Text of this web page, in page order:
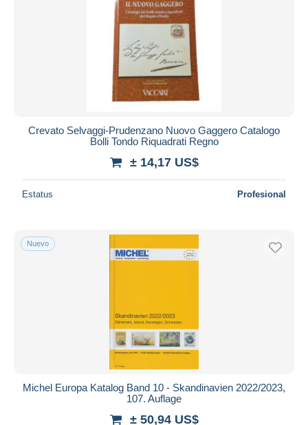
Crevato Selvaggi-Prudenzano Nuovo Gaggero Catalogo
Bolli Tondo Riquadrati Regno
± 14,17 US$
Estatus Profesional
Nuevo
Michel Europa Katalog Band 10 - Skandinavien 2022/2023,
107. Auflage
± 50,94 US$